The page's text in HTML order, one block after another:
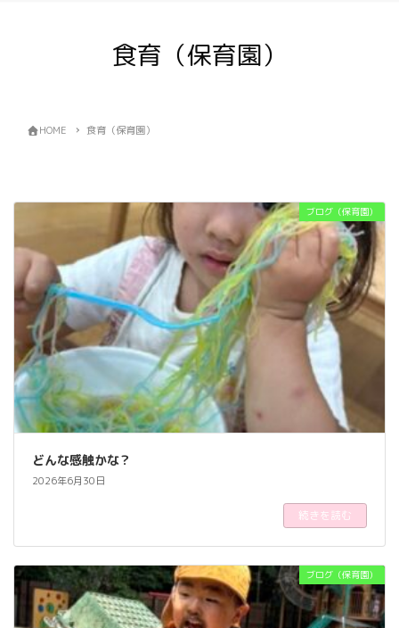
食育（保育園）
HOME 食育（保育園）
ブログ（保育園）
どんな感触かな？
2026年6月30日
続きを読む
ブログ（保育園）